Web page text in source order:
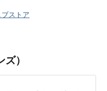
ストア
）